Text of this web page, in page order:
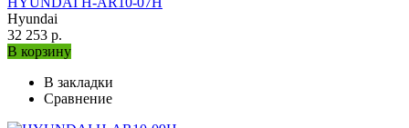
Hyundai
32 253 р.
В корзину
В закладки
Сравнение